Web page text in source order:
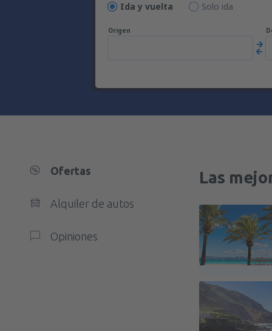
Ida y vuelta Solo ida
Origen
Ofertas
Alquiler de autos
Opiniones
Las